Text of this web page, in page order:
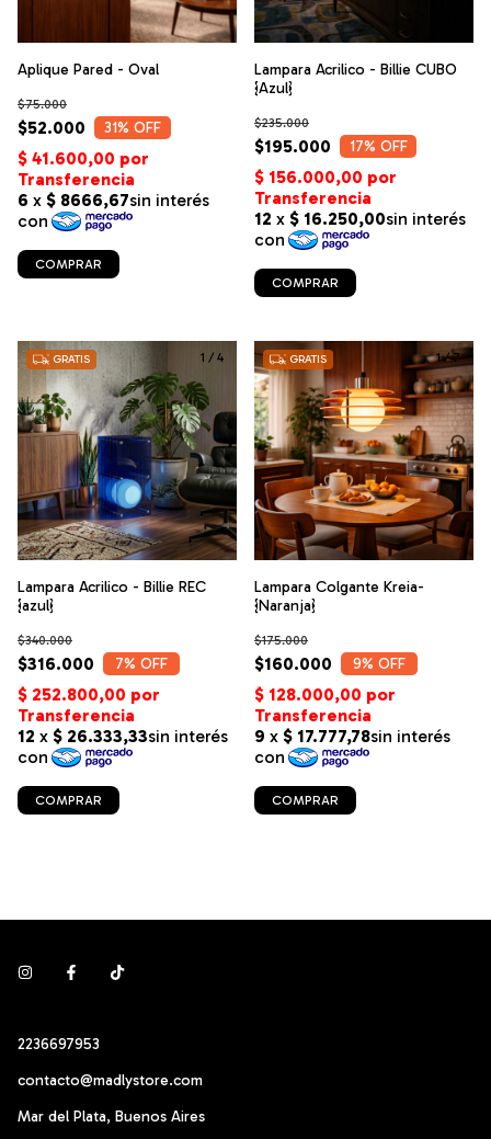
Aplique Pared - Oval
$52.000
$75.000
31% OFF
COMPRAR
Lampara Acrilico - Billie CUBO
{Azul}
$195.000
$235.000
17% OFF
COMPRAR
1 / 4
GRATIS
Lampara Acrilico - Billie REC
{azul}
$316.000
$340.000
7% OFF
COMPRAR
1/7
GRATIS
Lampara Colgante Kreia-
{Naranja}
$160.000
$175.000
9% OFF
COMPRAR
2236697953
contacto@madlystore.com
Mar del Plata, Buenos Aires